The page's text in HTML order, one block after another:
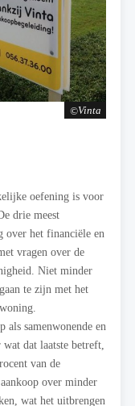
Vinta
oefening is voor
drie meest
over het financiële en
vragen over de
Niet minder
te zijn met het
als samenwonende en
dat laatste betreft,
van de
over minder
wat het uitbrengen